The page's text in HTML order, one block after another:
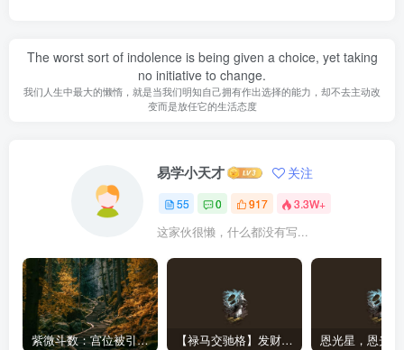
The worst sort of indolence is being given a choice, yet taking
no initiative to change.
我们人生中最大的懒惰，就是当我们明知自己拥有作出选择的能力，却不去主动改
变而是放任它的生活态度
易学小天才 关注
55 0 917 3.3W+
这家伙很懒，什么都没有写...
紫微斗数：宫位被引​​动，必有事发生！那…何谓被引动？ 【禄马交驰格】发财异乡-紫微斗数格局 恩光星，恩光